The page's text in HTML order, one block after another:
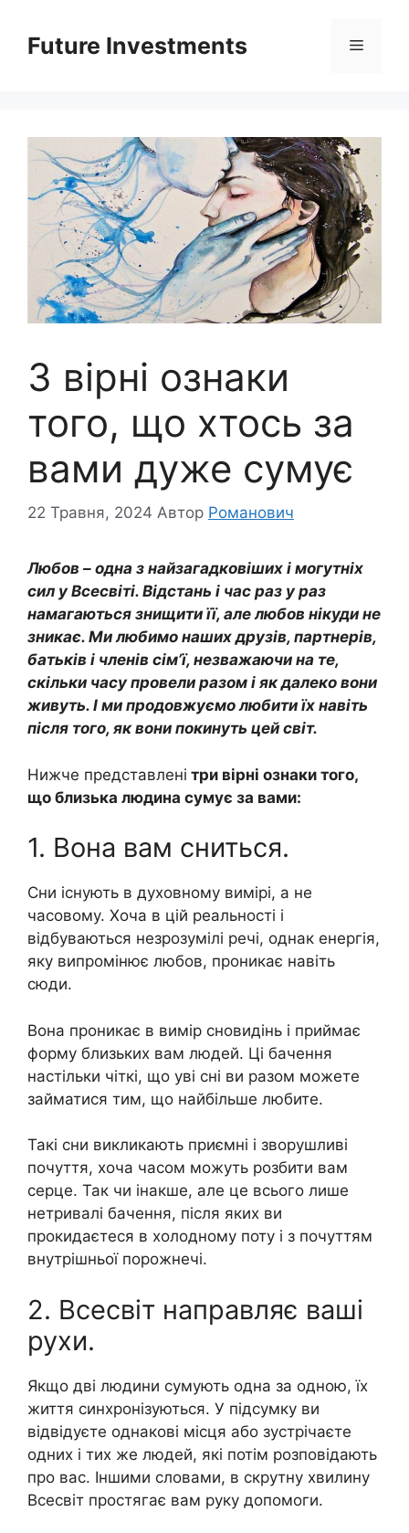
вмістуFuture Investments Меню
3 вірні ознаки
того, що хтось за
вами дуже сумує
22 Травня, 2024 Автор Романович
Любов – одна з найзагадковіших і могутніх
сил у Всесвіті. Відстань і час раз у раз
намагаються знищити її, але любов нікуди не
зникає. Ми любимо наших друзів, партнерів,
батьків і членів сім’ї, незважаючи на те,
скільки часу провели разом і як далеко вони
живуть. І ми продовжуємо любити їх навіть
після того, як вони покинуть цей світ.
Нижче представлені три вірні ознаки того,
що близька людина сумує за вами:
1. Вона вам сниться.
Сни існують в духовному вимірі, а не
часовому. Хоча в цій реальності і
відбуваються незрозумілі речі, однак енергія,
яку випромінює любов, проникає навіть
сюди.
Вона проникає в вимір сновидінь і приймає
форму близьких вам людей. Ці бачення
настільки чіткі, що уві сні ви разом можете
займатися тим, що найбільше любите.
Такі сни викликають приємні і зворушливі
почуття, хоча часом можуть розбити вам
серце. Так чи інакше, але це всього лише
нетривалі бачення, після яких ви
прокидаєтеся в холодному поту і з почуттям
внутрішньої порожнечі.
2. Всесвіт направляє ваші
рухи.
Якщо дві людини сумують одна за одною, їх
життя синхронізуються. У підсумку ви
відвідуєте однакові місця або зустрічаєте
одних і тих же людей, які потім розповідають
про вас. Іншими словами, в скрутну хвилину
Всесвіт простягає вам руку допомоги.